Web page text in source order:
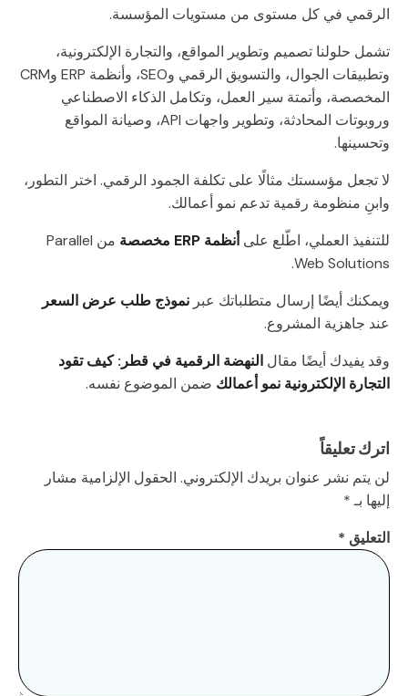
الرقمي في كل مستوى من مستويات المؤسسة.
تشمل حلولنا تصميم وتطوير المواقع، والتجارة الإلكترونية،
وتطبيقات الجوال، والتسويق الرقمي وSEO، وأنظمة ERP وCRM
المخصصة، وأتمتة سير العمل، وتكامل الذكاء الاصطناعي
وروبوتات المحادثة، وتطوير واجهات API، وصيانة المواقع
وتحسينها.
لا تجعل مؤسستك مثالًا على تكلفة الجمود الرقمي. اختر التطور،
وابنِ منظومة رقمية تدعم نمو أعمالك.
للتنفيذ العملي، اطّلع على أنظمة ERP مخصصة
من Parallel
Web Solutions.
ويمكنك أيضًا إرسال متطلباتك عبر نموذج طلب عرض السعر
عند جاهزية المشروع.
وقد يفيدك أيضًا مقال النهضة الرقمية في قطر: كيف تقود
التجارة الإلكترونية نمو أعمالك ضمن الموضوع نفسه.
اترك تعليقاً
لن يتم نشر عنوان بريدك الإلكتروني. الحقول الإلزامية مشار
إليها بـ*
التعليق *